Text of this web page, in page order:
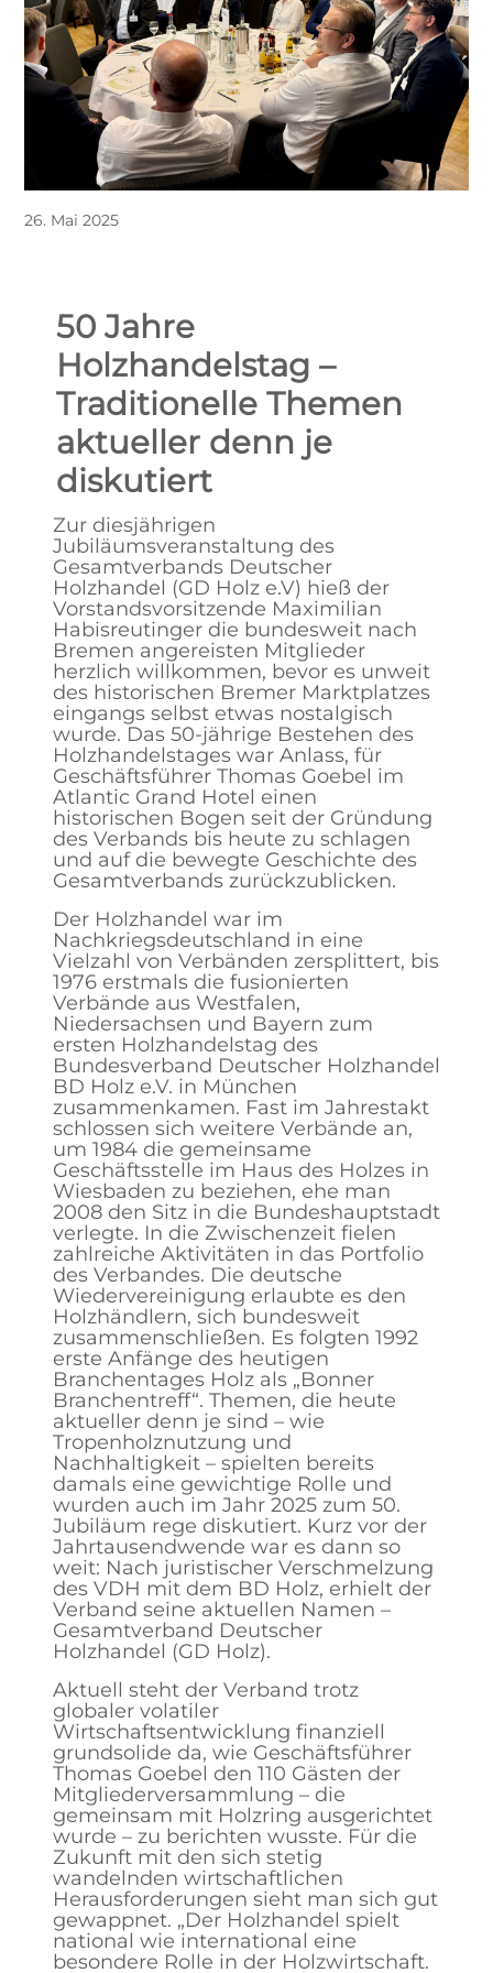
26. Mai 2025
50 Jahre
Holzhandelstag –
Traditionelle Themen
aktueller denn je
diskutiert
Zur diesjährigen
Jubiläumsveranstaltung des
Gesamtverbands Deutscher
Holzhandel (GD Holz e.V) hieß der
Vorstandsvorsitzende Maximilian
Habisreutinger die bundesweit nach
Bremen angereisten Mitglieder
herzlich willkommen, bevor es unweit
des historischen Bremer Marktplatzes
eingangs selbst etwas nostalgisch
wurde. Das 50-jährige Bestehen des
Holzhandelstages war Anlass, für
Geschäftsführer Thomas Goebel im
Atlantic Grand Hotel einen
historischen Bogen seit der Gründung
des Verbands bis heute zu schlagen
und auf die bewegte Geschichte des
Gesamtverbands zurückzublicken.
Der Holzhandel war im
Nachkriegsdeutschland in eine
Vielzahl von Verbänden zersplittert, bis
1976 erstmals die fusionierten
Verbände aus Westfalen,
Niedersachsen und Bayern zum
ersten Holzhandelstag des
Bundesverband Deutscher Holzhandel
BD Holz e.V. in München
zusammenkamen. Fast im Jahrestakt
schlossen sich weitere Verbände an,
um 1984 die gemeinsame
Geschäftsstelle im Haus des Holzes in
Wiesbaden zu beziehen, ehe man
2008 den Sitz in die Bundeshauptstadt
verlegte. In die Zwischenzeit fielen
zahlreiche Aktivitäten in das Portfolio
des Verbandes. Die deutsche
Wiedervereinigung erlaubte es den
Holzhändlern, sich bundesweit
zusammenschließen. Es folgten 1992
erste Anfänge des heutigen
Branchentages Holz als „Bonner
Branchentreff“. Themen, die heute
aktueller denn je sind – wie
Tropenholznutzung und
Nachhaltigkeit – spielten bereits
damals eine gewichtige Rolle und
wurden auch im Jahr 2025 zum 50.
Jubiläum rege diskutiert. Kurz vor der
Jahrtausendwende war es dann so
weit: Nach juristischer Verschmelzung
des VDH mit dem BD Holz, erhielt der
Verband seine aktuellen Namen –
Gesamtverband Deutscher
Holzhandel (GD Holz).
Aktuell steht der Verband trotz
globaler volatiler
Wirtschaftsentwicklung finanziell
grundsolide da, wie Geschäftsführer
Thomas Goebel den 110 Gästen der
Mitgliederversammlung – die
gemeinsam mit Holzring ausgerichtet
wurde – zu berichten wusste. Für die
Zukunft mit den sich stetig
wandelnden wirtschaftlichen
Herausforderungen sieht man sich gut
gewappnet. „Der Holzhandel spielt
national wie international eine
besondere Rolle in der Holzwirtschaft.